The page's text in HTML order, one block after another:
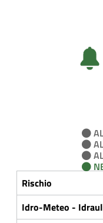
Rischio
Idro-Meteo -